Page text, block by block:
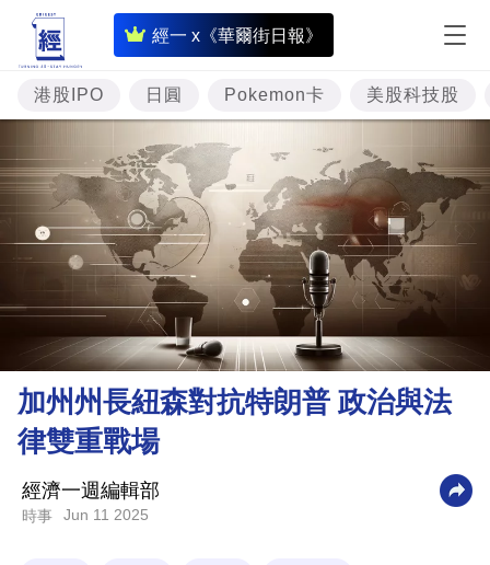
經一 x《華爾街日報》
即
時
財
經
專
題
投
資
樓
市
理
財
商
業
科
港股IPO 日圓 Pokemon卡 美股科技股
加州州長紐森對抗特朗普 政治與法
律雙重戰場
經濟一週編輯部
時事 Jun 11 2025